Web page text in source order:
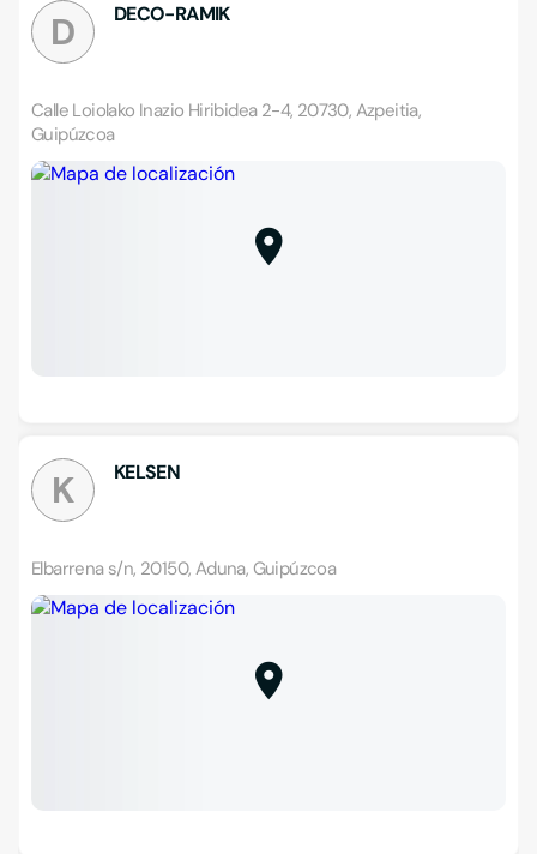
D DECO-RAMIK
Calle Loiolako Inazio Hiribidea 2-4, 20730, Azpeitia,
Guipúzcoa
K KELSEN
Elbarrena s/n, 20150, Aduna, Guipúzcoa